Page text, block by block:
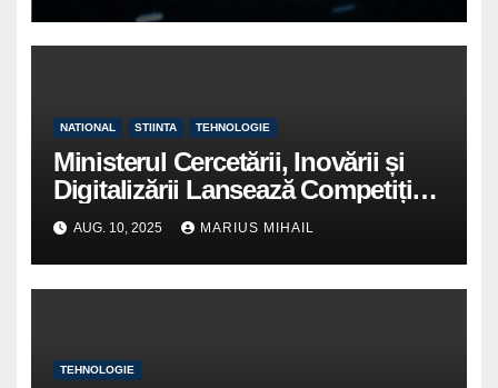
NATIONAL STIINTA TEHNOLOGIE
Ministerul Cercetării, Inovării și
Digitalizării Lansează Competiția
2025 pentru Sprijinirea Științei
Românești
AUG. 10, 2025 MARIUS MIHAIL
TEHNOLOGIE